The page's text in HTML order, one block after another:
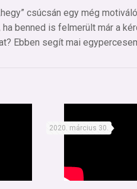
csúcsán egy még
benned is felmerült már a
Ebben segít mai
2020. március 30.